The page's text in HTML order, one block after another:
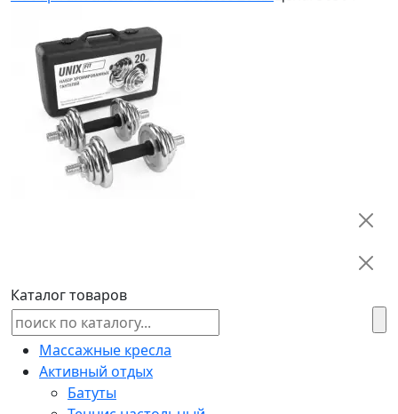
Каталог товаров
Массажные кресла
Активный отдых
Батуты